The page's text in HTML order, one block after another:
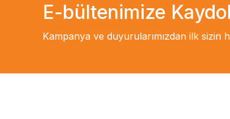
E-bültenimize
Kampanya ve duyurularımızdan ilk sizin